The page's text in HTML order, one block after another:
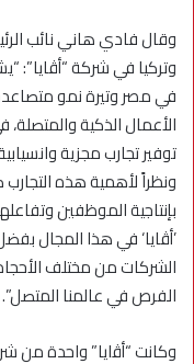
وقال فادي هاني نائب
وتركيا في شركة “أڤايا”:
في مصر وتيرة نمو
الأعمال الذكية
توفير تجارب مجزية
ونظراً لأهمية هذه التجارب
بإنتاجية الموظفين
’أڤايا‘ في هذا المجال
الشركات من مختلف
الفرص في عالمنا المتصل”.
وكانت “أﭬايا” واحدة من